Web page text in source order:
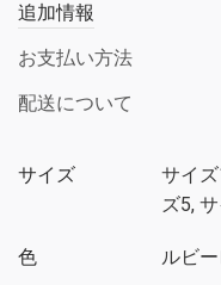
追加情報
お支払い方法
配送について
サイズ
サイ
ズ5,
色 ルビ